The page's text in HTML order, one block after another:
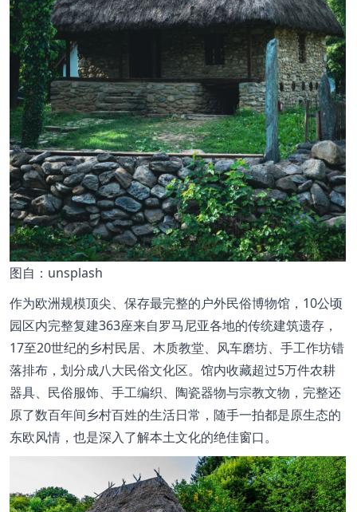
图自：unsplash
作为欧洲规模顶尖、保存最完整的户外民俗博物馆，10公顷
园区内完整复建363座来自罗马尼亚各地的传统建筑遗存，
17至20世纪的乡村民居、木质教堂、风车磨坊、手工作坊错
落排布，划分成八大民俗文化区。馆内收藏超过5万件农耕
器具、民俗服饰、手工编织、陶瓷器物与宗教文物，完整还
原了数百年间乡村百姓的生活日常，随手一拍都是原生态的
东欧风情，也是深入了解本土文化的绝佳窗口。